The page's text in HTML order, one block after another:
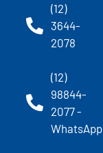
(12)
3644-
2078
(12)
98844-
2077 -
WhatsApp